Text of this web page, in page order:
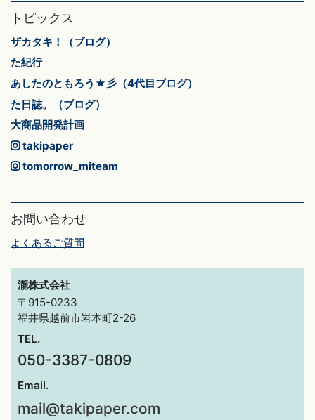
トピックス
ザカタキ！（ブログ）
た紀行
あしたのともろう★彡（4代目ブログ）
た日誌。（ブログ）
大商品開発計画
takipaper
tomorrow_miteam
お問い合わせ
よくあるご質問
瀧株式会社
〒915-0233
福井県越前市岩本町2-26
TEL.
050-3387-0809
Email.
mail@takipaper.com